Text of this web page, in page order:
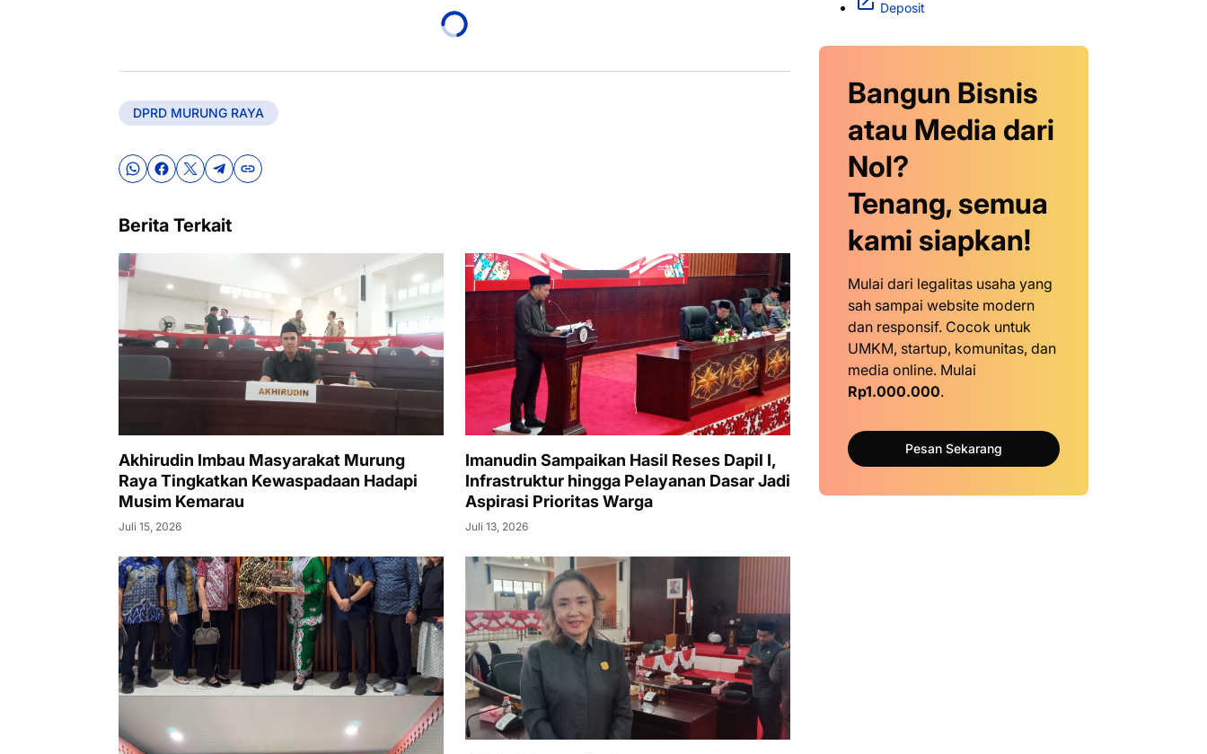
DPRD MURUNG RAYA
Berita Terkait
Akhirudin Imbau Masyarakat Murung
Raya Tingkatkan Kewaspadaan Hadapi
Musim Kemarau
Juli 15, 2026
Imanudin Sampaikan Hasil Reses Dapil I,
Infrastruktur hingga Pelayanan Dasar Jadi
Aspirasi Prioritas Warga
Juli 13, 2026
Deposit
Bangun Bisnis
atau Media dari
Nol?
Tenang, semua
kami siapkan!
Mulai dari legalitas usaha yang
sah sampai website modern
dan responsif. Cocok untuk
UMKM, startup, komunitas, dan
media online. Mulai
Rp1.000.000.
Pesan Sekarang